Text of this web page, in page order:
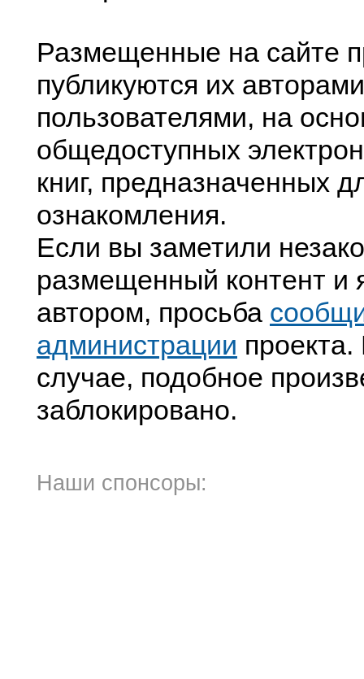
Размещенные на сайте
публикуются их
пользователями, на
общедоступных
книг, предназначенных
ознакомления.
Если вы заметили
размещенный контент и
автором, просьба
администрации
случае, подобное
заблокировано.
Наши спонсоры: